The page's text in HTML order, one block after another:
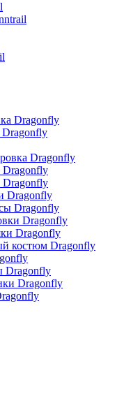
Dragonfly
Dragonfly
Dragonfly
Dragonfly
Dragonfly
Dragonfly
Dragonfly
костюм Dragonfly
Dragonfly
Dragonfly